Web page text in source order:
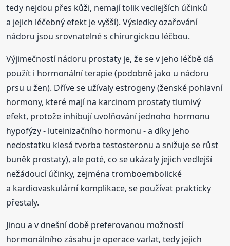
tedy nejdou přes kůži, nemají tolik vedlejších účinků
a jejich léčebný efekt je vyšší). Výsledky ozařování
nádoru jsou srovnatelné s chirurgickou léčbou.
Výjimečností nádoru prostaty je, že se v jeho léčbě dá
použít i hormonální terapie (podobně jako u nádoru
prsu u žen). Dříve se užívaly estrogeny (ženské pohlavní
hormony, které mají na karcinom prostaty tlumivý
efekt, protože inhibují uvolňování jednoho hormonu
hypofýzy - luteinizačního hormonu - a díky jeho
nedostatku klesá tvorba testosteronu a snižuje se růst
buněk prostaty), ale poté, co se ukázaly jejich vedlejší
nežádoucí účinky, zejména tromboembolické
a kardiovaskulární komplikace, se používat prakticky
přestaly.
Jinou a v dnešní době preferovanou možností
hormonálního zásahu je operace varlat, tedy jejich